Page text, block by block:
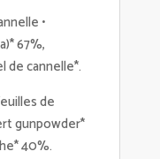
•
67%,
de cannelle*.
de
gunpowder*
40%.